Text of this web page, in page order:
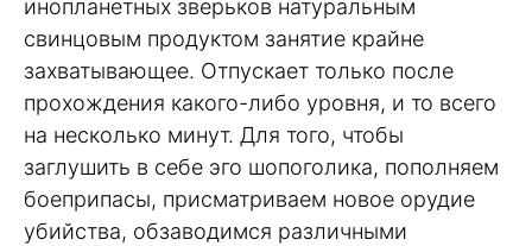
инопланетных зверьков натуральным
свинцовым продуктом занятие крайне
захватывающее. Отпускает только после
прохождения какого-либо уровня, и то всего
на несколько минут. Для того, чтобы
заглушить в себе эго шопоголика, пополняем
боеприпасы, присматриваем новое орудие
убийства, обзаводимся различными